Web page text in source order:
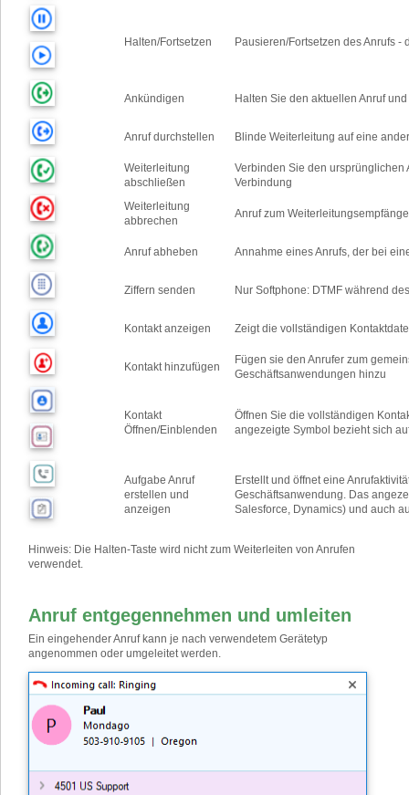
Halten/Fortsetzen Pausieren/Fortsetzen des Anrufs -
Ankündigen Halten Sie den aktuellen Anruf
Anruf durchstellen Blinde Weiterleitung auf eine
Weiterleitung
abschließen
Verbinden Sie den ursprünglichen
Verbindung
Weiterleitung
abbrechen
Anruf zum
Anruf abheben Annahme eines Anrufs, der bei
Ziffern senden Nur Softphone: DTMF während
Kontakt anzeigen Zeigt die vollständigen
Kontakt hinzufügen
Fügen sie den Anrufer zum
Geschäftsanwendungen hinzu
Kontakt
Öffnen/Einblenden
Öffnen Sie die vollständigen
angezeigte Symbol bezieht sich
Aufgabe Anruf
erstellen und
anzeigen
Erstellt und öffnet eine
Geschäftsanwendung. Das
Salesforce, Dynamics) und auch
Hinweis: Die Halten-Taste wird nicht zum Weiterleiten von Anrufen
verwendet.
Anruf entgegennehmen und umleiten
Ein eingehender Anruf kann je nach verwendetem Gerätetyp
angenommen oder umgeleitet werden.